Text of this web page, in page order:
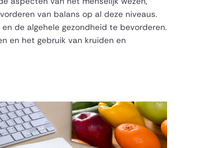
van balans op al deze niveaus.
de algehele gezondheid te bevorderen.
en het gebruik van kruiden en